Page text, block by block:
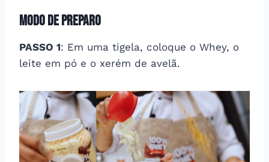
Modo de preparo
PASSO 1: Em uma tigela, coloque o Whey, o
leite em pó e o xerém de avelã.